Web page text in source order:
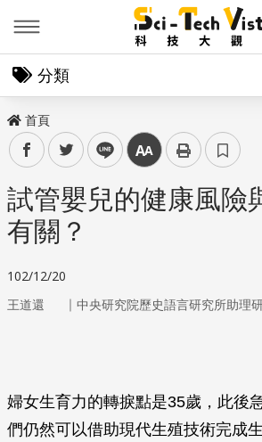
分類
首頁
facebooktwitter line 中
試管嬰兒的健康風險
有關？
102/12/20
王道還 ｜ 中央研究院歷史語言研究所助理
婦女生育力的轉捩點是35歲，此後
們仍然可以借助現代生殖技術完成